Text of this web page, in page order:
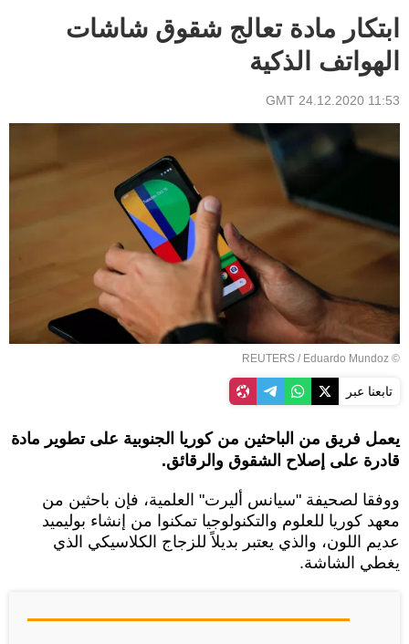
ابتكار مادة تعالج شقوق شاشات
الهواتف الذكية
11:53 GMT 24.12.2020
©
REUTERS / Eduardo Mundoz
تابعنا عبر
يعمل فريق من الباحثين من كوريا الجنوبية على تطوير مادة
قادرة على إصلاح الشقوق والرقائق.
ووفقا لصحيفة "سيانس أليرت" العلمية، فإن باحثين من
معهد كوريا للعلوم والتكنولوجيا تمكنوا من إنشاء بوليميد
عديم اللون، والذي يعتبر بديلاً للزجاج الكلاسيكي الذي
يغطي الشاشة.